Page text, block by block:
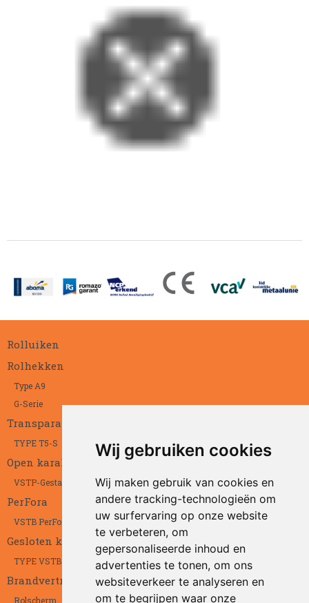
Wij gebruiken cookies
Wij maken gebruik van cookies en
andere tracking-technologieën om
uw surfervaring op onze website
te verbeteren, om
gepersonaliseerde inhoud en
advertenties te tonen, om ons
websiteverkeer te analyseren en
om te begrijpen waar onze
Rolluiken
Rolhekken
Type A9
G-Serie
Transparant
TYPE T5-S
Open karakter
VSTP-Gestanst
PerFora
VSTB PerFora
Gesloten karakter
TYPE VSTB
Brandvertragend
Rolscherm